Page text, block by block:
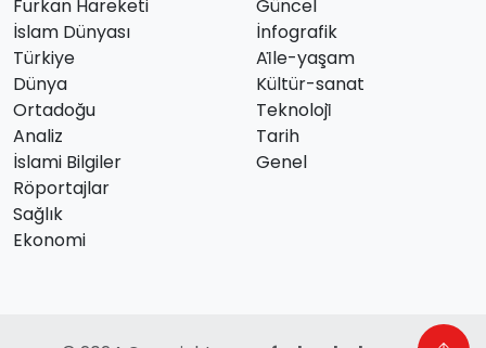
Furkan Hareketi
İslam Dünyası
Türkiye
Dünya
Ortadoğu
Analiz
İslami Bilgiler
Röportajlar
Sağlık
Ekonomi
Güncel
İnfografik
Ai̇le-yaşam
Kültür-sanat
Teknoloji̇
Tarih
Genel